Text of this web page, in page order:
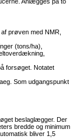
prøven med NMR,
(tons/ha),
forsøget. Notatet
Som udgangspunkt
beslaglægger. Der
bredde og minimum
bliver 1,5